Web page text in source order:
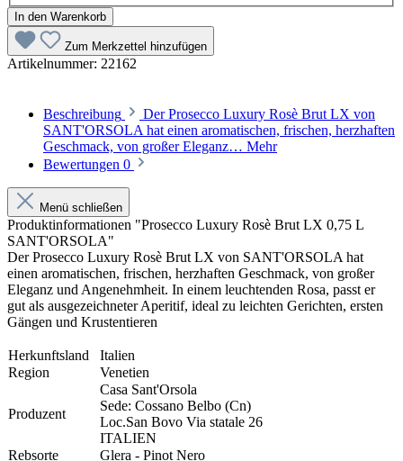
In den Warenkorb
Zum Merkzettel hinzufügen
Artikelnummer: 22162
Beschreibung
Der Prosecco Luxury Rosè Brut LX von
SANT'ORSOLA hat einen aromatischen, frischen, herzhaften
Geschmack, von großer Eleganz… Mehr
Bewertungen 0
Menü schließen
Produktinformationen "Prosecco Luxury Rosè Brut LX 0,75 L
SANT'ORSOLA"
Der Prosecco Luxury Rosè Brut LX von SANT'ORSOLA hat
einen aromatischen, frischen, herzhaften Geschmack, von großer
Eleganz und Angenehmheit. In einem leuchtenden Rosa, passt er
gut als ausgezeichneter Aperitif, ideal zu leichten Gerichten, ersten
Gängen und Krustentieren
Herkunftsland
Italien
Region
Venetien
Produzent
Casa Sant'Orsola
Sede: Cossano Belbo (Cn)
Loc.San Bovo Via statale 26
ITALIEN
Rebsorte
Glera - Pinot Nero